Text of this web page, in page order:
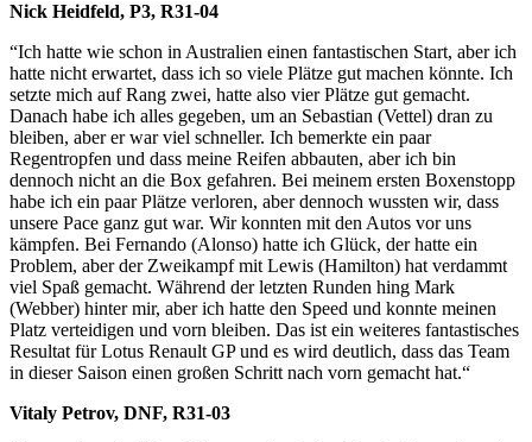
Nick Heidfeld, P3, R31-04
“Ich hatte wie schon in Australien einen fantastischen Start, aber ich
hatte nicht erwartet, dass ich so viele Plätze gut machen könnte. Ich
setzte mich auf Rang zwei, hatte also vier Plätze gut gemacht.
Danach habe ich alles gegeben, um an Sebastian (Vettel) dran zu
bleiben, aber er war viel schneller. Ich bemerkte ein paar
Regentropfen und dass meine Reifen abbauten, aber ich bin
dennoch nicht an die Box gefahren. Bei meinem ersten Boxenstopp
habe ich ein paar Plätze verloren, aber dennoch wussten wir, dass
unsere Pace ganz gut war. Wir konnten mit den Autos vor uns
kämpfen. Bei Fernando (Alonso) hatte ich Glück, der hatte ein
Problem, aber der Zweikampf mit Lewis (Hamilton) hat verdammt
viel Spaß gemacht. Während der letzten Runden hing Mark
(Webber) hinter mir, aber ich hatte den Speed und konnte meinen
Platz verteidigen und vorn bleiben. Das ist ein weiteres fantastisches
Resultat für Lotus Renault GP und es wird deutlich, dass das Team
in dieser Saison einen großen Schritt nach vorn gemacht hat.“
Vitaly Petrov, DNF, R31-03